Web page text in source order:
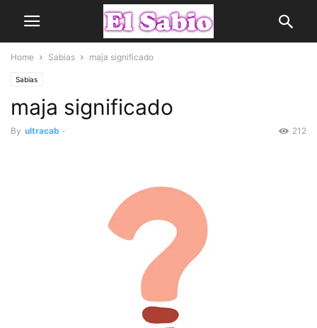
Home Sabias maja significado
Sabias
maja significado
By ultracab - 212